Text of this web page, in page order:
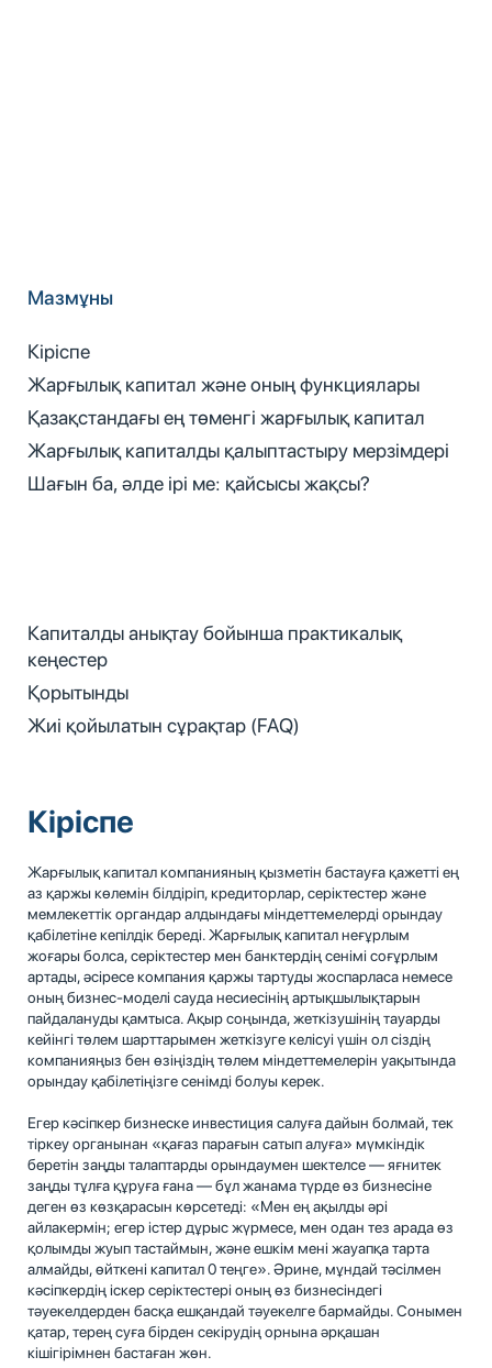
Мазмұны
Кіріспе
Жарғылық капитал және оның функциялары
Қазақстандағы ең төменгі жарғылық капитал
Жарғылық капиталды қалыптастыру мерзімдері
Шағын ба, әлде ірі ме: қайсысы жақсы?
Капиталды анықтау бойынша практикалық
кеңестер
Қорытынды
Жиі қойылатын сұрақтар (FAQ)
Кіріспе
Жарғылық капитал компанияның қызметін бастауға қажетті ең
аз қаржы көлемін білдіріп, кредиторлар, серіктестер және
мемлекеттік органдар алдындағы міндеттемелерді орындау
қабілетіне кепілдік береді. Жарғылық капитал неғұрлым
жоғары болса, серіктестер мен банктердің сенімі соғұрлым
артады, әсіресе компания қаржы тартуды жоспарласа немесе
оның бизнес-моделі сауда несиесінің артықшылықтарын
пайдалануды қамтыса. Ақыр соңында, жеткізушінің тауарды
кейінгі төлем шарттарымен жеткізуге келісуі үшін ол сіздің
компанияңыз бен өзіңіздің төлем міндеттемелерін уақытында
орындау қабілетіңізге сенімді болуы керек.
Егер кәсіпкер бизнеске инвестиция салуға дайын болмай, тек
тіркеу органынан «қағаз парағын сатып алуға» мүмкіндік
беретін заңды талаптарды орындаумен шектелсе — яғнитек
заңды тұлға құруға ғана — бұл жанама түрде өз бизнесіне
деген өз көзқарасын көрсетеді: «Мен ең ақылды әрі
айлакермін; егер істер дұрыс жүрмесе, мен одан тез арада өз
қолымды жуып тастаймын, және ешкім мені жауапқа тарта
алмайды, өйткені капитал 0 теңге». Әрине, мұндай тәсілмен
кәсіпкердің іскер серіктестері оның өз бизнесіндегі
тәуекелдерден басқа ешқандай тәуекелге бармайды. Сонымен
қатар, терең суға бірден секірудің орнына әрқашан
кішігірімнен бастаған жөн.